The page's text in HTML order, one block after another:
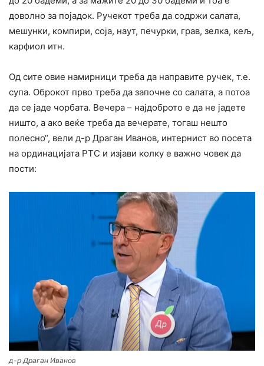
доволно за појадок. Ручекот треба да содржи салата,
мешунки, компири, соја, наут, печурки, грав, зелка, кељ,
карфиол итн.
Од сите овие намирници треба да направите ручек, т.е.
супа. Оброкот прво треба да започне со салата, а потоа
да се јаде чорбата. Вечера – најдоброто е да не јадете
ништо, а ако веќе треба да вечерате, тогаш нешто
полесно“, вели д-р Драган Иванов, интернист во посета
на ординацијата РТС и изјави колку е важно човек да
пости:
д-р Драган Иванов